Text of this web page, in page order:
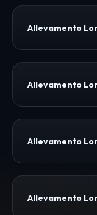
Allevamento
Allevamento
Allevamento
Allevamento